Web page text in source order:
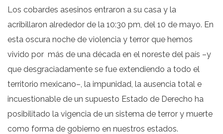
Los cobardes asesinos entraron a su casa y la
acribillaron alrededor de la 10:30 pm, del 10 de mayo. En
esta oscura noche de violencia y terror que hemos
vivido por más de una década en el noreste del país –y
que desgraciadamente se fue extendiendo a todo el
territorio mexicano–, la impunidad, la ausencia total e
incuestionable de un supuesto Estado de Derecho ha
posibilitado la vigencia de un sistema de terror y muerte
como forma de gobierno en nuestros estados.